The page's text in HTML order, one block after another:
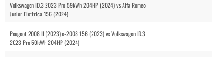
Volkswagen ID.3 2023 Pro 59kWh 204HP (2024) vs Alfa Romeo
Junior Elettrica 156 (2024)
Peugeot 2008 II (2023) e-2008 156 (2023) vs Volkswagen ID.3
2023 Pro 59kWh 204HP (2024)